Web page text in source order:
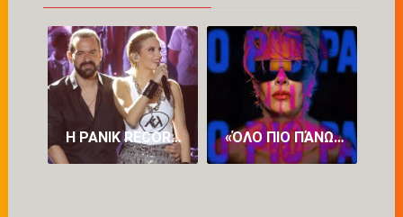
Η PANIK RECORDS ΔΙΑΨΕΎΔΕΙ ΤΟ ROMEO ΓΙΑ ΤΗΝ ΚΑΤΕΡΊΝΑ ΛΙΌΛΙΟΥ: Η ΈΓΓΡΑΦΗ ΣΥΜΦΩΝΊΑ ΣΥΝΕΡΓΑΣΊΑΣ ΤΟΥΣ ΕΊΧΕ ΔΙΆΡΚΕΙΑ ΈΩΣ ΚΑΙ ΤΙΣ 25 ΙΟΥΛΊΟΥ 2026 «ΌΛΟ ΠΙΟ ΠΆΝΩ»: ΤΟ ΝΈΟ ΤΡΑΓΟΎΔΙ ΤΗΣ ΆΝΝΑΣ ΒΊΣΣΗ ΚΥΚΛΟΦΌΡΗΣΕ ΚΑΙ ΕΝΤΥΠΩΣΙΆΖΕΙ (VID)